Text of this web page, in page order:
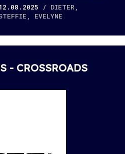
/ DIETER,
EVELYNE
- CROSSROADS